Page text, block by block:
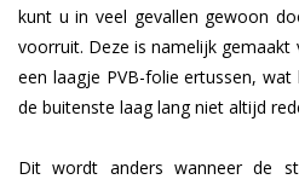
kunt u in veel gevallen gewoon
voorruit. Deze is namelijk
een laagje PVB-folie ertussen,
de buitenste laag lang niet altijd
Dit wordt anders wanneer de